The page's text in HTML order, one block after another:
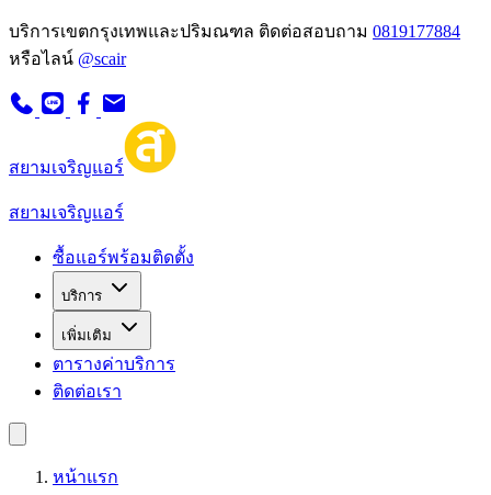
บริการเขตกรุงเทพและปริมณฑล ติดต่อสอบถาม 0819177884
หรือไลน์ @scair
สยามเจริญแอร์
สยามเจริญแอร์
ซื้อแอร์พร้อมติดตั้ง
บริการ
เพิ่มเติม
ตารางค่าบริการ
ติดต่อเรา
หน้าแรก